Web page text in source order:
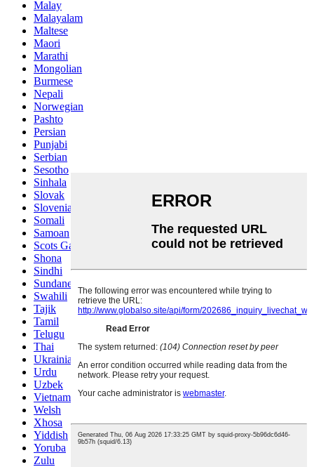
Malay
Malayalam
Maltese
Maori
Marathi
Mongolian
Burmese
Nepali
Norwegian
Pashto
Persian
Punjabi
Serbian
Sesotho
Sinhala
Slovak
Slovenian
Somali
Samoan
Scots Gaelic
Shona
Sindhi
Sundanese
Swahili
Tajik
Tamil
Telugu
Thai
Ukrainian
Urdu
Uzbek
Vietnamese
Welsh
Xhosa
Yiddish
Yoruba
Zulu